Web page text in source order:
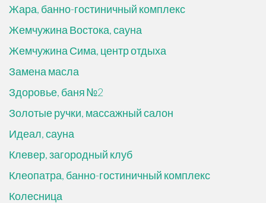
Жара, банно-гостиничный комплекс
Жемчужина Востока, сауна
Жемчужина Сима, центр отдыха
Замена масла
Здоровье, баня №2
Золотые ручки, массажный салон
Идеал, сауна
Клевер, загородный клуб
Клеопатра, банно-гостиничный комплекс
Колесница